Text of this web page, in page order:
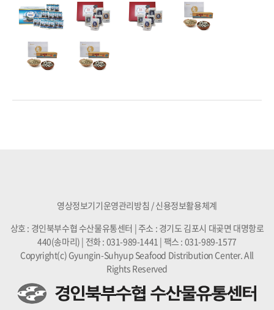
영상정보기기운영관리방침 /신용정보활용체계
상호 : 경인북부수협 수산물유통센터 | 주소 : 경기도 김포시 대곶면 대명항로
440(송마리) | 전화 : 031-989-1441 | 팩스 : 031-989-1577
Copyright(c) Gyungin-Suhyup Seafood Distribution Center. All
Rights Reserved